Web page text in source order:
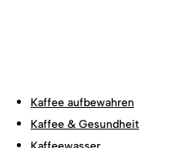
Kaffee aufbewahren
Kaffee & Gesundheit